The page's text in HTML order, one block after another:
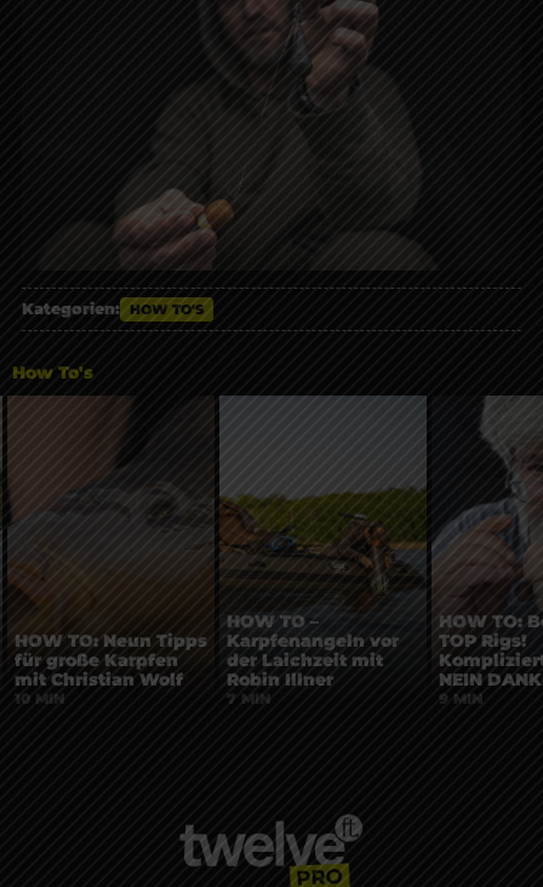
Kategorien: HOW TO'S
How To's
10 MIN
HOW TO: Neun Tipps
für große Karpfen
mit Christian Wolf
7 MIN
HOW TO –
Karpfenangeln vor
der Laichzeit mit
Robin Illner
9 MIN
HOW TO:
TOP Rigs!
NEIN